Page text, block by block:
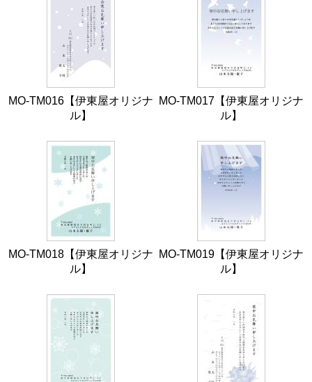
MO-TM016【伊東屋オリジナ
ル】
MO-TM017【伊東屋オリジナ
ル】
MO-TM018【伊東屋オリジナ
ル】
MO-TM019【伊東屋オリジナ
ル】